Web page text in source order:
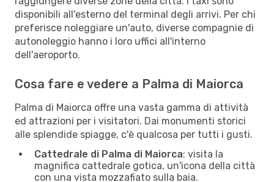
disponibili all'esterno del terminal degli arrivi. Per chi
preferisce noleggiare un'auto, diverse compagnie di
autonoleggio hanno i loro uffici all'interno
dell'aeroporto.
Cosa fare e vedere a Palma di Maiorca
Palma di Maiorca offre una vasta gamma di attività
ed attrazioni per i visitatori. Dai monumenti storici
alle splendide spiagge, c'è qualcosa per tutti i gusti.
Cattedrale di Palma di Maiorca: visita la
magnifica cattedrale gotica, un'icona della città
con una vista mozzafiato sulla baia.